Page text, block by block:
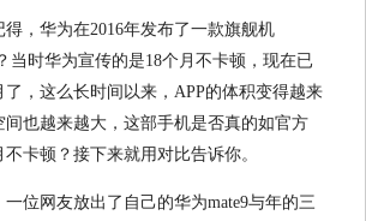
，华为在2016年发布了一款旗舰机
当时华为宣传的是18个月不卡顿，现在已
了，这么长时间以来，APP的体积变得越来
间也越来越大，这部手机是否真的如官方
卡顿？接下来就用对比告诉你。
位网友放出了自己的华为mate9与年的三